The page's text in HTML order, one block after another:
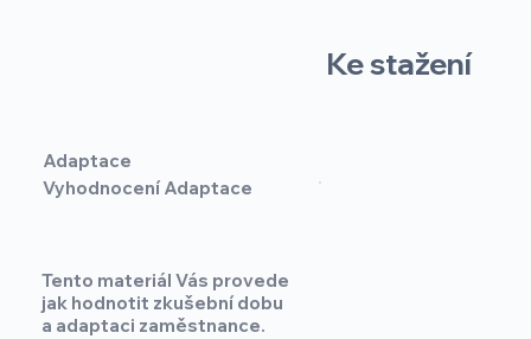
Ke stažení
Adaptace
Vyhodnocení Adaptace
Tento materiál Vás provede
jak hodnotit zkušební dobu
a adaptaci zaměstnance.